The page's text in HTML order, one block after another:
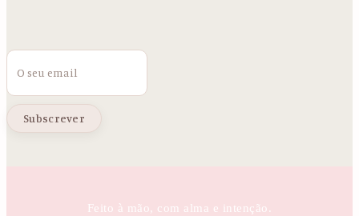
Email
Feito à mão, com alma e intenção.